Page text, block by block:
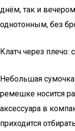
днём, так и
однотонным, без
Клатч через плечо:
Небольшая
ремешке носится
аксессуара в
приходится